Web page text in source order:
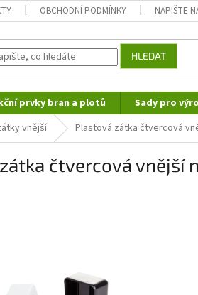
OBCHODNÍ PODMÍNKY NAPIŠTE
HLEDAT
prvky bran a plotů Sady pro
vnější Plastová zátka čtvercová
čtvercová vnější